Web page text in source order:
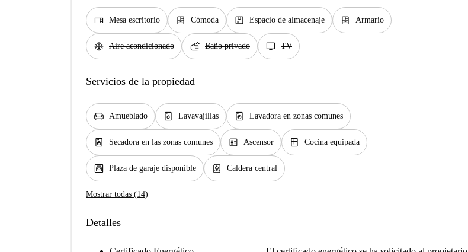
desk Mesa escritorio dresser Cómoda package Espacio de almacenaje dresser Armario
ac_unit Aire acondicionado soap Baño privado tv TV
Servicios de la propiedad
chair Amueblado dishwasher_gen Lavavajillas local_laundry_service Lavadora en zonas comunes
local_laundry_service Secadora en las zonas comunes elevator Ascensor kitchen Cocina equipada
garage Plaza de garaje disponible water_heater Caldera central
Mostrar todas (14)
Detalles